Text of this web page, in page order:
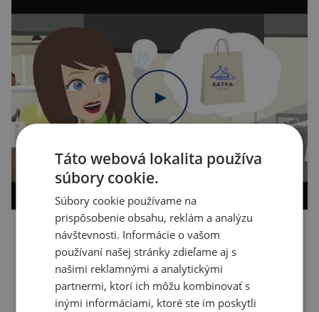
Kopírovať odkaz
Táto webová lokalita používa
súbory cookie.
Súbory cookie používame na
prispôsobenie obsahu, reklám a analýzu
návštevnosti. Informácie o vašom
používaní našej stránky zdieľame aj s
našimi reklamnými a analytickými
partnermi, ktorí ich môžu kombinovať s
inými informáciami, ktoré ste im poskytli